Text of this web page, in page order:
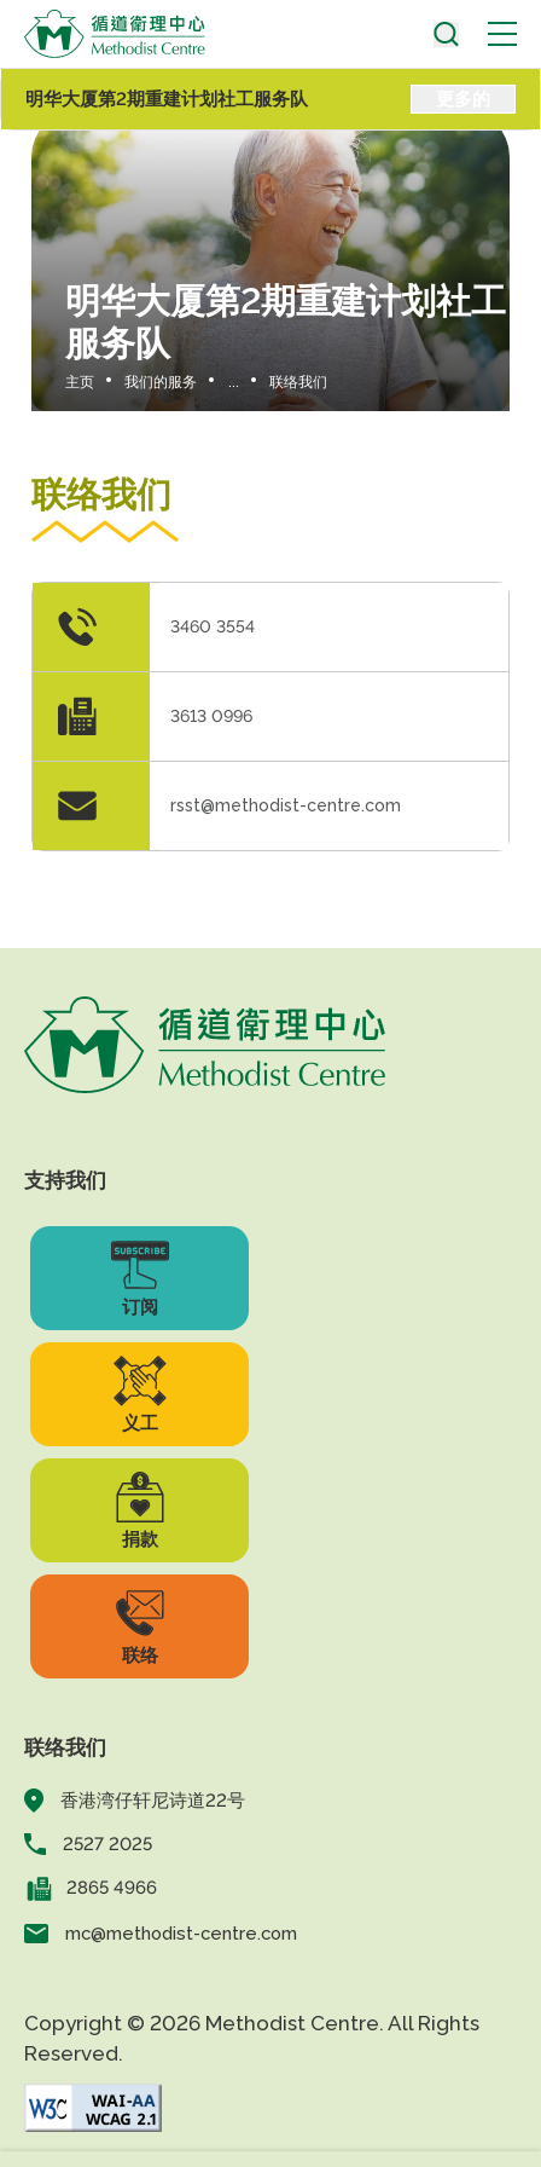
明华大厦第2期重建计划社工
服务队
主页 我们的服务 联络我们
明华大厦第2期重建计划社工服务队
联络我们
3460 3554
3613 0996
rsst@methodist-centre.com
支持我们
订阅
义工
捐款
联络
联络我们
香港湾仔轩尼诗道22号
2527 2025
2865 4966
mc@methodist-centre.com
Copyright © 2026 Methodist Centre. All Rights
Reserved.